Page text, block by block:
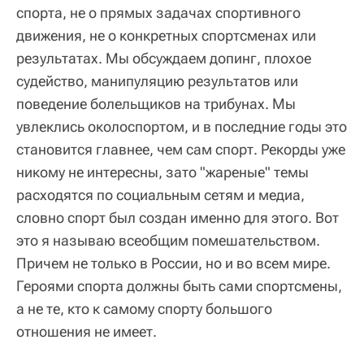
спорта, не о прямых задачах спортивного
движения, не о конкретных спортсменах или
результатах. Мы обсуждаем допинг, плохое
судейство, манипуляцию результатов или
поведение болельщиков на трибунах. Мы
увлеклись околоспортом, и в последние годы это
становится главнее, чем сам спорт. Рекорды уже
никому не интересны, зато "жареные" темы
расходятся по социальным сетям и медиа,
словно спорт был создан именно для этого. Вот
это я называю всеобщим помешательством.
Причем не только в России, но и во всем мире.
Героями спорта должны быть сами спортсмены,
а не те, кто к самому спорту большого
отношения не имеет.